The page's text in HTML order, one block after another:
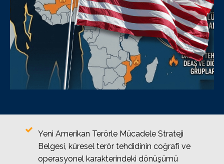
Yeni Amerikan Terörle Mücadele Strateji
Belgesi, küresel terör tehdidinin coğrafi ve
operasyonel karakterindeki dönüşümü